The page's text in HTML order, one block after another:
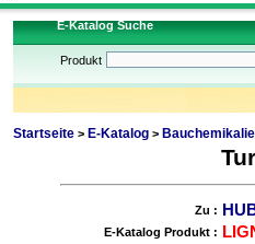
E-Katalog Suche
Produkt
Startseite > E-Katalog>
Zu :
E-Katalog Produkt :